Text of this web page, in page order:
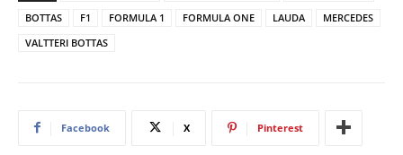
BOTTAS
F1 FORMULA 1 FORMULA ONE LAUDA
MERCEDES
VALTTERI BOTTAS
Facebook X Pinterest